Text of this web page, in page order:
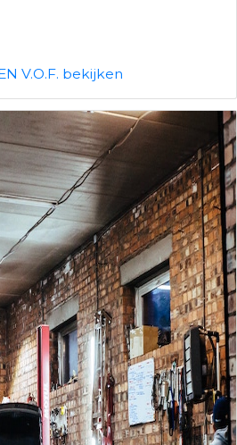
V.O.F. bekijken